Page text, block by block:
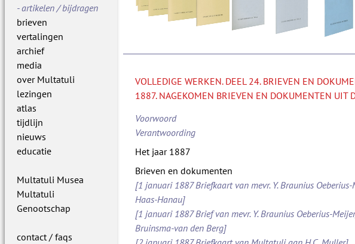
artikelen / bijdragen
brieven
vertalingen
archief
media
over Multatuli
lezingen
atlas
tijdlijn
nieuws
educatie
Multatuli Musea
Multatuli
Genootschap
contact / faqs
VOLLEDIGE WERKEN. DEEL 24. BRIEVEN EN
1887. NAGEKOMEN BRIEVEN EN DOKUMENTEN UIT
Voorwoord
Verantwoording
Het jaar 1887
Brieven en dokumenten
[1 januari 1887 Briefkaart van mevr. Y. Braunius Oeberius-
Haas-Hanau]
[1 januari 1887 Brief van mevr. Y. Braunius Oeberius-
Bruinsma-van den Berg]